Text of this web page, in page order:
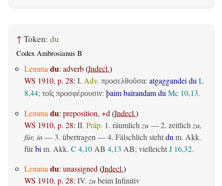
↑ Token: du
Codex Ambrosianus B
Lemma du: adverb(Indecl.)
WS 1910, p. 28: I. Adv. προσελθοῦσα: atgaggandei du L
8,44; τοῖς προσφέρουσιν: þaim bairandam du Mc 10,13.
Lemma du: preposition, +d (Indecl.)
WS 1910, p. 28: II. Präp. 1. räumlich zu— 2. zeitlich zu,
für, in— 3. übertragen — 4. Fälschlich stehtdu m. Akk.
fürbi m. Akk. C 4,10 AB 4,13 AB; vielleichtJ 16,32.
Lemma du: unassigned (Indecl.)
WS 1910, p. 28: IV. zubeim Infinitiv